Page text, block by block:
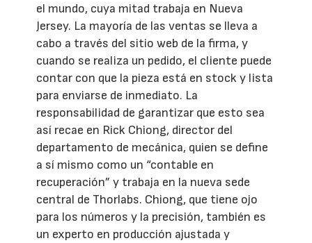
el mundo, cuya mitad trabaja en Nueva
Jersey. La mayoría de las ventas se lleva a
cabo a través del sitio web de la firma, y
cuando se realiza un pedido, el cliente puede
contar con que la pieza está en stock y lista
para enviarse de inmediato. La
responsabilidad de garantizar que esto sea
así recae en Rick Chiong, director del
departamento de mecánica, quien se define
a sí mismo como un “contable en
recuperación” y trabaja en la nueva sede
central de Thorlabs. Chiong, que tiene ojo
para los números y la precisión, también es
un experto en producción ajustada y